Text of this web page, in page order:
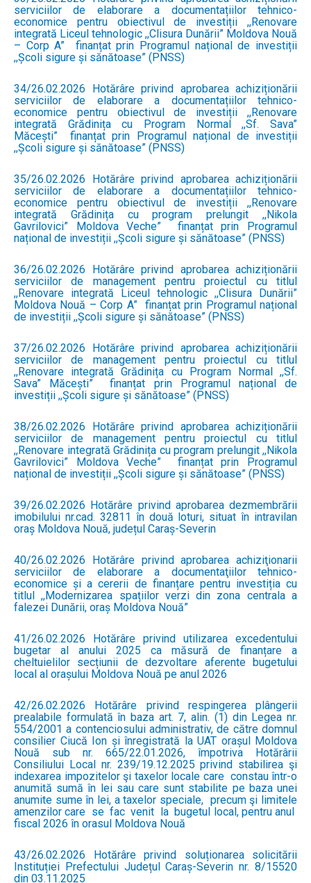
serviciilor de elaborare a documentațiilor tehnico-
economice pentru obiectivul de investiții ,,Renovare
integrată Liceul tehnologic ,,Clisura Dunării” Moldova Nouă
– Corp A” finanțat prin Programul național de investiții
,,Școli sigure și sănătoase” (PNSS)
34/26.02.2026 Hotărâre privind aprobarea achiziționării
serviciilor de elaborare a documentațiilor tehnico-
economice pentru obiectivul de investiții ,,Renovare
integrată Grădinița cu Program Normal ,,Sf. Sava”
Măcești” finanțat prin Programul național de investiții
,,Școli sigure și sănătoase” (PNSS)
35/26.02.2026 Hotărâre privind aprobarea achiziționării
serviciilor de elaborare a documentațiilor tehnico-
economice pentru obiectivul de investiții ,,Renovare
integrată Grădinița cu program prelungit ,,Nikola
Gavrilovici” Moldova Veche” finanțat prin Programul
național de investiții ,,Școli sigure și sănătoase” (PNSS)
36/26.02.2026 Hotărâre privind aprobarea achiziționării
serviciilor de management pentru proiectul cu titlul
,,Renovare integrată Liceul tehnologic ,,Clisura Dunării”
Moldova Nouă – Corp A” finanțat prin Programul național
de investiții ,,Școli sigure și sănătoase” (PNSS)
37/26.02.2026 Hotărâre privind aprobarea achiziționării
serviciilor de management pentru proiectul cu titlul
,,Renovare integrată Grădinița cu Program Normal ,,Sf.
Sava” Măcești” finanțat prin Programul național de
investiții ,,Școli sigure și sănătoase” (PNSS)
38/26.02.2026 Hotărâre privind aprobarea achiziționării
serviciilor de management pentru proiectul cu titlul
,,Renovare integrată Grădinița cu program prelungit ,,Nikola
Gavrilovici” Moldova Veche” finanțat prin Programul
național de investiții ,,Școli sigure și sănătoase” (PNSS)
39/26.02.2026 Hotărâre privind aprobarea dezmembrării
imobilului nr.cad. 32811 în două loturi, situat în intravilan
oraș Moldova Nouă, județul Caraș-Severin
40/26.02.2026 Hotărâre privind aprobarea achiziţionarii
serviciilor de elaborare a documentaţiilor tehnico-
economice și a cererii de finanțare pentru investiția cu
titlul ,,Modernizarea spațiilor verzi din zona centrala a
falezei Dunării, oraș Moldova Nouă”
41/26.02.2026 Hotărâre privind utilizarea excedentului
bugetar al anului 2025 ca măsură de finanțare a
cheltuielilor secțiunii de dezvoltare aferente bugetului
local al orașului Moldova Nouă pe anul 2026
42/26.02.2026 Hotărâre privind respingerea plângerii
prealabile formulată în baza art. 7, alin. (1) din Legea nr.
554/2001 a contenciosului administrativ, de către domnul
consilier Ciucă Ion și înregistrată la UAT orașul Moldova
Nouă sub nr. 665/22.01.2026, împotriva Hotărârii
Consiliului Local nr. 239/19.12.2025 privind stabilirea şi
indexarea impozitelor şi taxelor locale care constau într-o
anumită sumă în lei sau care sunt stabilite pe baza unei
anumite sume în lei, a taxelor speciale, precum şi limitele
amenzilor care se fac venit la bugetul local, pentru anul
fiscal 2026 în orasul Moldova Nouă
43/26.02.2026 Hotărâre privind soluționarea solicitării
Instituției Prefectului Județul Caraș-Severin nr. 8/15520
din 03.11.2025